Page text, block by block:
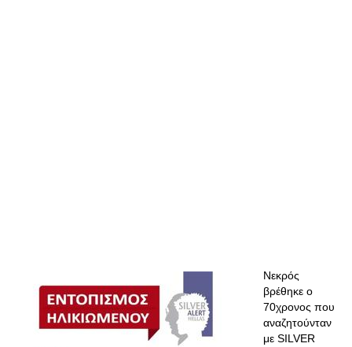
Νεκρός
βρέθηκε ο
70χρονος που
αναζητούνταν
με SILVER